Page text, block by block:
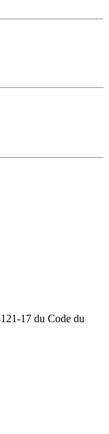
17 du Code du